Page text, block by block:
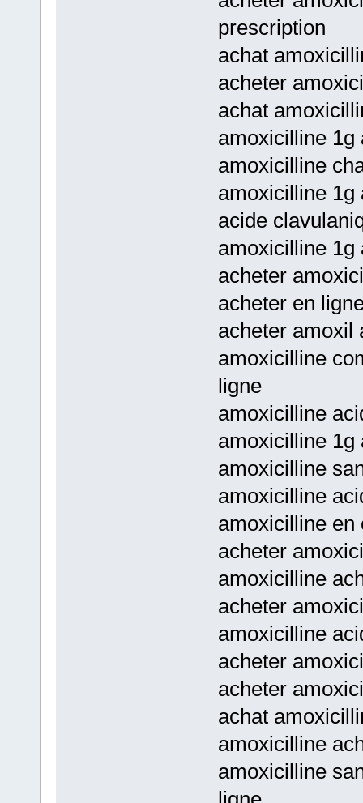
prescription
achat
acheter
achat
amoxicilline 1g
amoxicilline
amoxicilline 1g
acide
amoxicilline 1g
acheter
acheter en
acheter amoxil
amoxicilline
ligne
amoxicilline
amoxicilline 1g
amoxicilline
amoxicilline
amoxicilline en
acheter
amoxicilline
acheter
amoxicilline
acheter
acheter
achat
amoxicilline
amoxicilline